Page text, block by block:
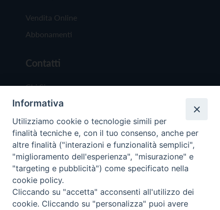
Vendita Online
Abbonamenti
Contatti
Chi Siamo
Redazione
Scrivici
Copyright © 2019 - Tutti i diritti riservati - Vita
Trentina Editrice
Informativa
Utilizziamo cookie o tecnologie simili per
finalità tecniche e, con il tuo consenso, anche per
altre finalità ("interazioni e funzionalità semplici",
"miglioramento dell'esperienza", "misurazione" e
"targeting e pubblicità") come specificato nella
cookie policy.
Cliccando su "accetta" acconsenti all'utilizzo dei
cookie. Cliccando su "personalizza" puoi avere